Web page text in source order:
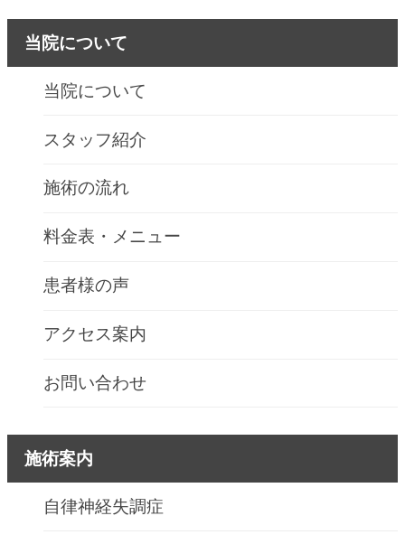
当院について
当院について
スタッフ紹介
施術の流れ
料金表・メニュー
患者様の声
アクセス案内
お問い合わせ
施術案内
自律神経失調症